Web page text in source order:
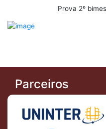
Prova 2º
Parceiros